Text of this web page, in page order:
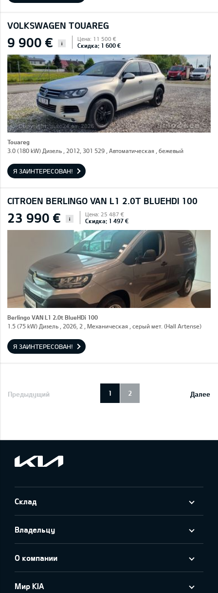
VOLKSWAGEN TOUAREG
9 900 € i
Цена: 11 500 €
Скидка: 1 600 €
Touareg
3.0 (180 kW) Дизель , 2012, 301 529 , Автоматическая , бежевый
Я ЗАИНТЕРЕСОВАН!
CITROEN BERLINGO VAN L1 2.0T BLUEHDI 100
23 990 € i
Цена: 25 487 €
Скидка: 1 497 €
Berlingo VAN L1 2.0t BlueHDi 100
1.5 (75 kW) Дизель , 2026, 2 , Механическая , серый мет. (Hall Artense)
Я ЗАИНТЕРЕСОВАН!
Предыдущий Далее
1 2
Cклад
Владельцу
О компании
Мир KIA